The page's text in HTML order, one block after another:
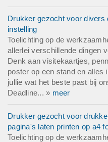
Drukker gezocht voor divers
instelling
Toelichting op de
allerlei verschillende dingen
Denk aan visitekaartjes,
poster op een stand en alles
jullie wat het beste past bij
Deadline... » meer
Drukker gezocht voor
pagina's laten printen op a4
Toelichting op de